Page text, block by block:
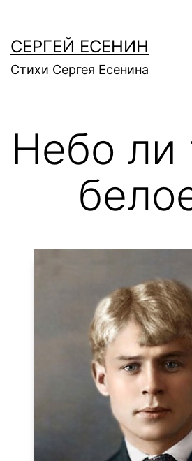
содержимому
СЕРГЕЙ ЕСЕНИН
Стихи Сергея Есенина
Небо ли